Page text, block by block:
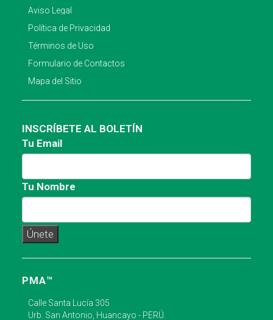
Aviso Legal
Política de Privacidad
Términos de Uso
Formulario de Contactos
Mapa del Sitio
INSCRÍBETE AL BOLETÍN
Tu Email
Tu Nombre
PMA™
Calle Santa Lucía 305
Urb. San Antonio, Huancayo - PERÚ.